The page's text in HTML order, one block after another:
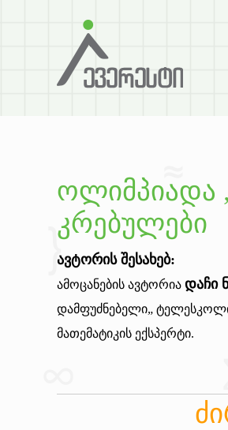
ოლიმპიადა
კრებულები
ავტორის შესახებ:
ამოცანების ავტორია დაჩი
დამფუძნებელი„
მათემატიკის ექსპერტი.